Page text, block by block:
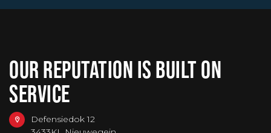
OUR REPUTATION IS BUILT ON
SERVICE
Defensiedok 12